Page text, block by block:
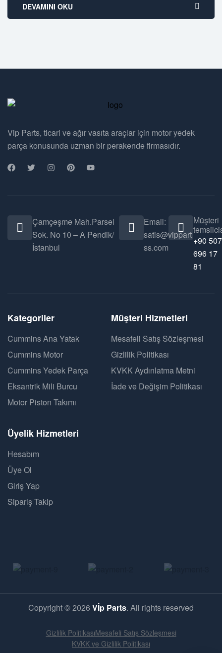
DEVAMINI OKU
Vip Parts, ticari ve ağır vasıta araçlar için motor yedek
parça konusunda uzman bir perakende firmasıdır.
Çamçeşme Mah.Parsel
Sok. No 10 – A Pendik/
İstanbul
Email:
satis@vippart
ss.com
Müşteri
+90 507
696 17
81
Kategoriler
Cummins Ana Yatak
Cummins Motor
Cummins Yedek Parça
Eksantrik Mili Burcu
Motor Piston Takımı
Müşteri Hizmetleri
Mesafeli Satış Sözleşmesi
Gizlilik Politikası
KVKK Aydınlatma Metni
İade ve Değişim Politikası
Üyelik Hizmetleri
Hesabım
Üye Ol
Giriş Yap
Sipariş Takip
Copyright © 2026 Vİp Parts. All rights reserved
Gizlilik PolitikasıMesafeli Satış Sözleşmesi
KVKK ve Gizlilik Politikası